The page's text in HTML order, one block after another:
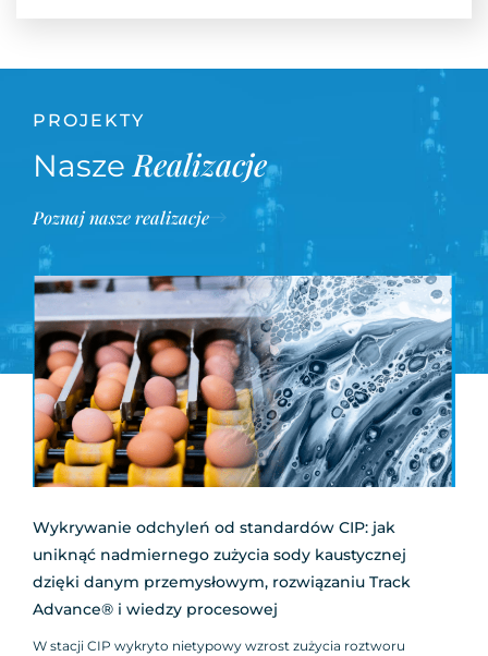
PROJEKTY
Nasze Realizacje
Poznaj nasze realizacje
Wykrywanie odchyleń od standardów CIP: jak
uniknąć nadmiernego zużycia sody kaustycznej
dzięki danym przemysłowym, rozwiązaniu Track
Advance® i wiedzy procesowej
W stacji CIP wykryto nietypowy wzrost zużycia roztworu